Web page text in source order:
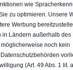
wie
zu optimieren. Unsere
Werbung
in Ländern außerhalb des
noch kein
(Art. 49 Abs. 1 lit.